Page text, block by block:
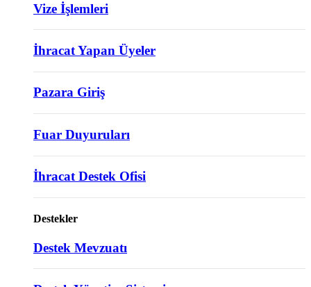
Vize İşlemleri
İhracat Yapan Üyeler
Pazara Giriş
Fuar Duyuruları
İhracat Destek Ofisi
Destekler
Destek Mevzuatı